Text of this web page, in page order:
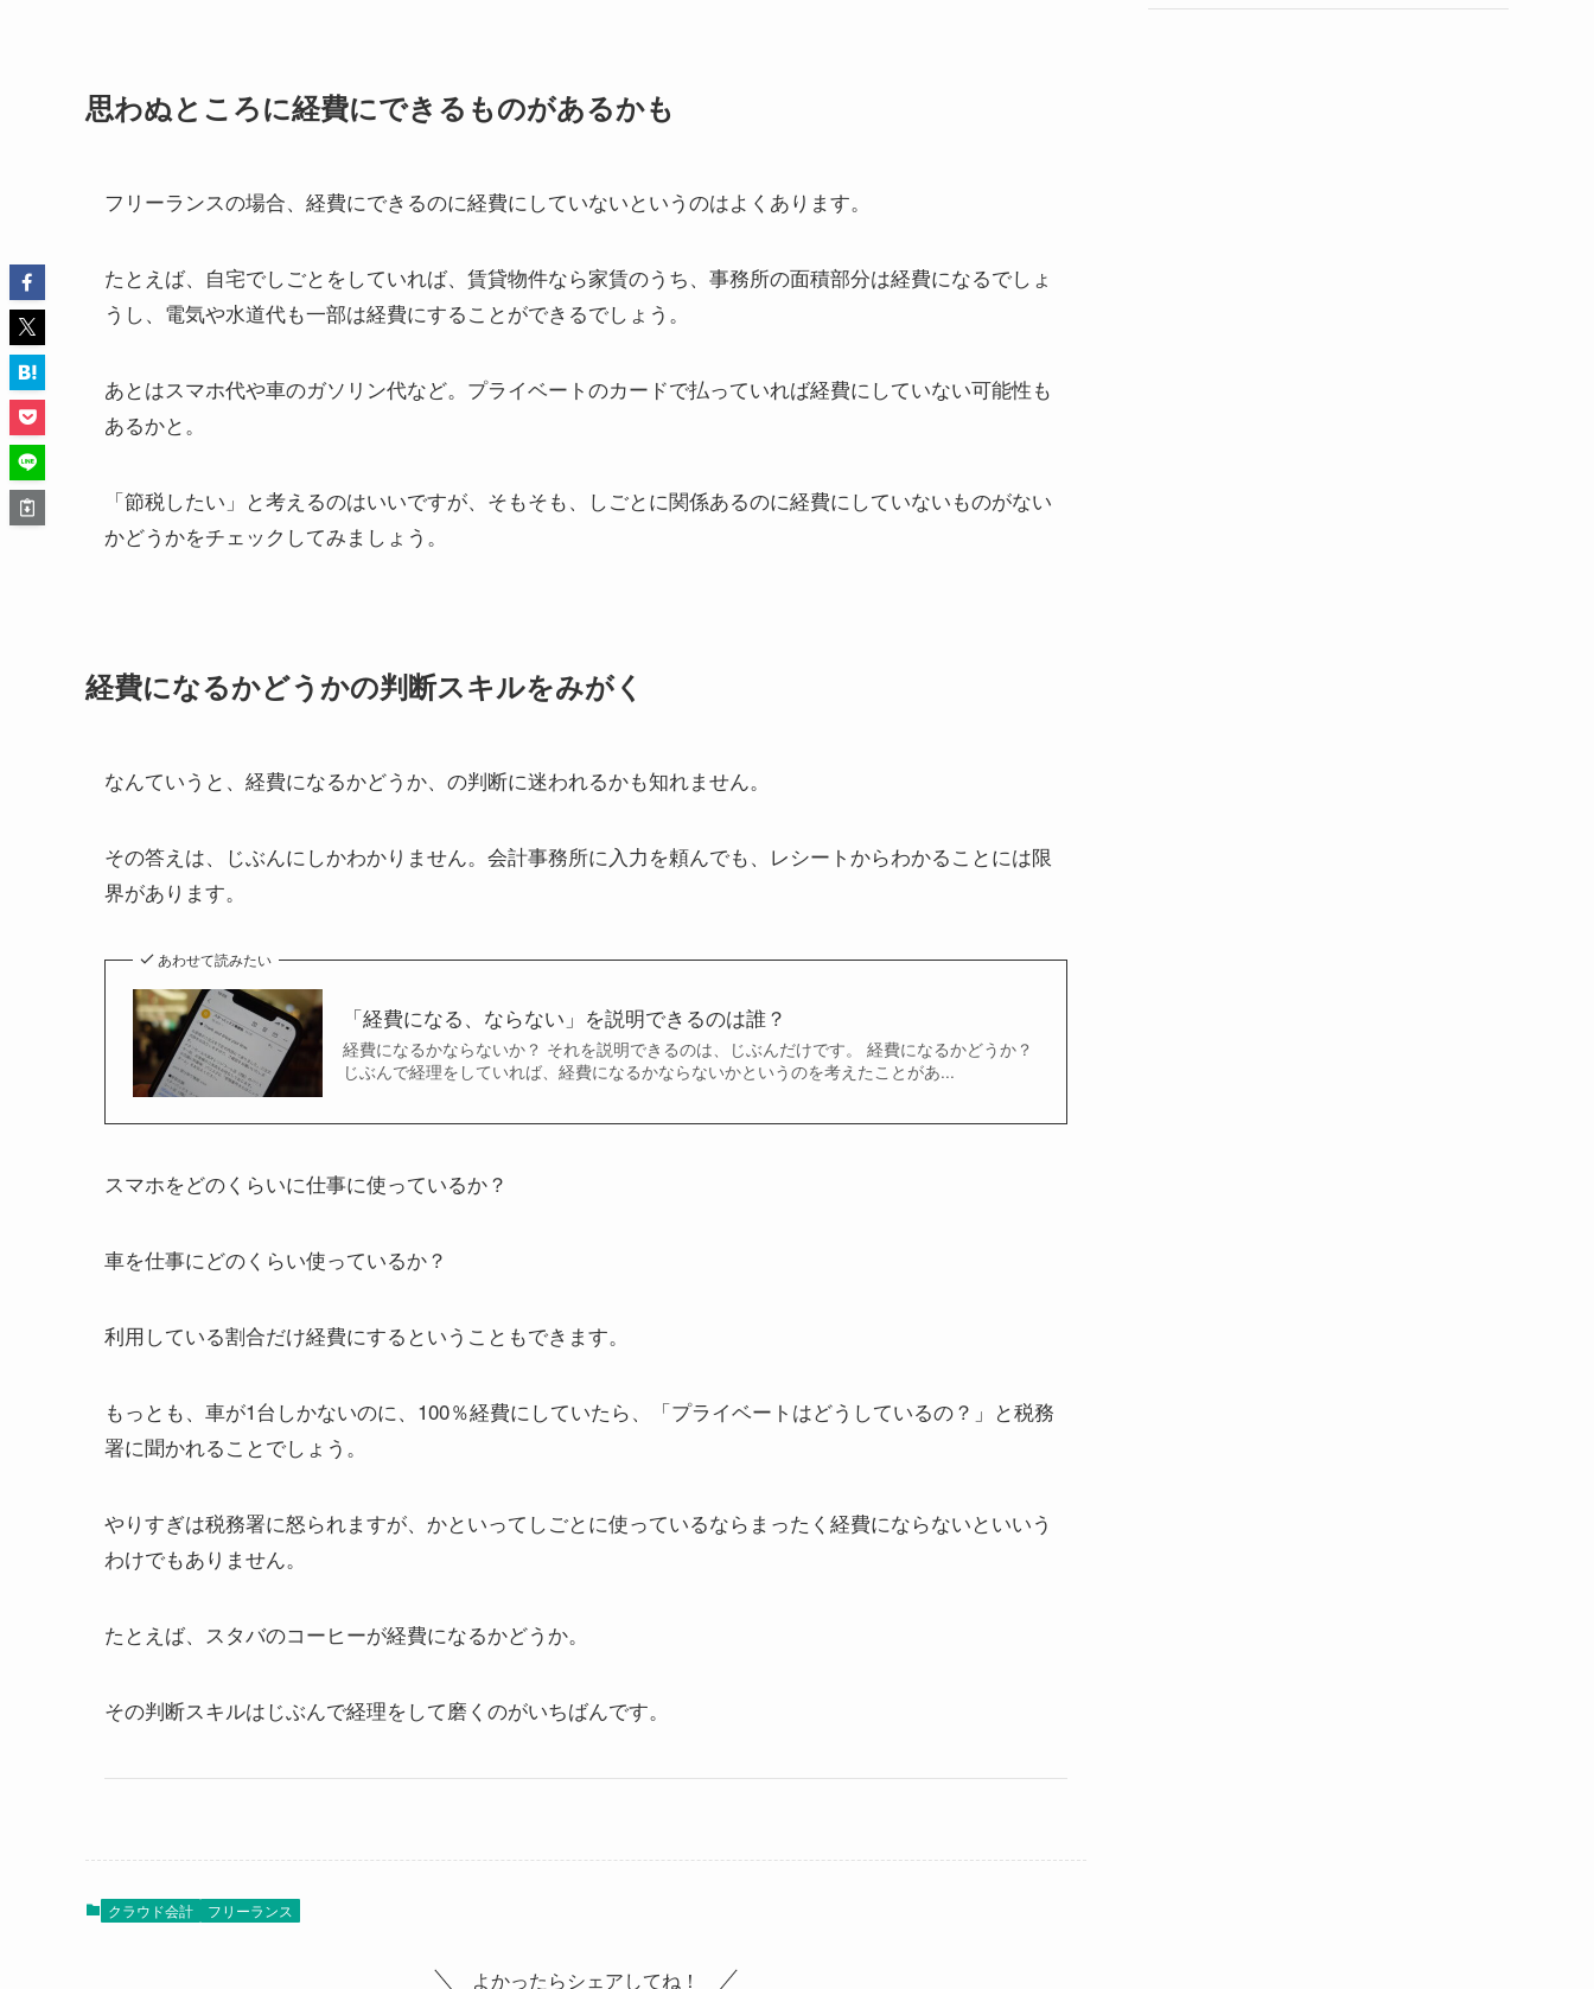
思わぬところに経費にできるものがあるかも
フリーランスの場合、経費にできるのに経費にしていないというのはよくあります。
たとえば、自宅でしごとをしていれば、賃貸物件なら家賃のうち、事務所の面積部分は経費になるでしょ
うし、電気や水道代も一部は経費にすることができるでしょう。
あとはスマホ代や車のガソリン代など。プライベートのカードで払っていれば経費にしていない可能性も
あるかと。
「節税したい」と考えるのはいいですが、そもそも、しごとに関係あるのに経費にしていないものがない
かどうかをチェックしてみましょう。
経費になるかどうかの判断スキルをみがく
なんていうと、経費になるかどうか、の判断に迷われるかも知れません。
その答えは、じぶんにしかわかりません。会計事務所に入力を頼んでも、レシートからわかることには限
界があります。
あわせて読みたい
「経費になる、ならない」を説明できるのは誰？
経費になるかならないか？ それを説明できるのは、じぶんだけです。 経費になるかどうか？
じぶんで経理をしていれば、経費になるかならないかというのを考えたことがあ...
スマホをどのくらいに仕事に使っているか？
車を仕事にどのくらい使っているか？
利用している割合だけ経費にするということもできます。
もっとも、車が1台しかないのに、100％経費にしていたら、「プライベートはどうしているの？」と税務
署に聞かれることでしょう。
やりすぎは税務署に怒られますが、かといってしごとに使っているならまったく経費にならないといいう
わけでもありません。
たとえば、スタバのコーヒーが経費になるかどうか。
その判断スキルはじぶんで経理をして磨くのがいちばんです。
クラウド会計 フリーランス
よかったらシェアしてね！